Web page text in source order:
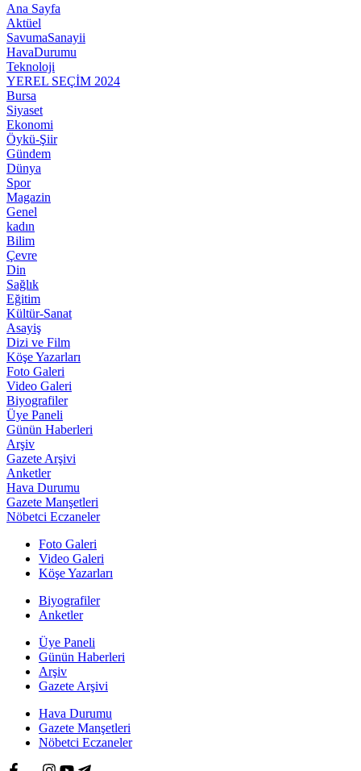
Ana Sayfa
Aktüel
SavumaSanayii
HavaDurumu
Teknoloji
YEREL SEÇİM 2024
Bursa
Siyaset
Ekonomi
Öykü-Şiir
Gündem
Dünya
Spor
Magazin
Genel
kadın
Bilim
Çevre
Din
Sağlık
Eğitim
Kültür-Sanat
Asayiş
Dizi ve Film
Köşe Yazarları
Foto Galeri
Video Galeri
Biyografiler
Üye Paneli
Günün Haberleri
Arşiv
Gazete Arşivi
Anketler
Hava Durumu
Gazete Manşetleri
Nöbetci Eczaneler
Foto Galeri
Video Galeri
Köşe Yazarları
Biyografiler
Anketler
Üye Paneli
Günün Haberleri
Arşiv
Gazete Arşivi
Hava Durumu
Gazete Manşetleri
Nöbetci Eczaneler